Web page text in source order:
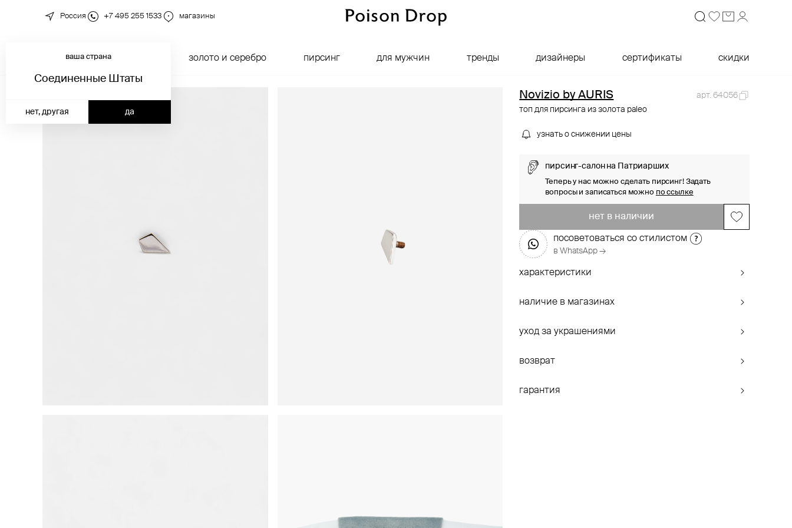
Россия +7 495 255 1533 магазины
новинки золото и серебро пирсинг для мужчин тренды дизайнеры сертификаты скидки
ваша страна
Соединенные Штаты
да
нет, другая
Novizio by AURIS
арт. 64056
топ для пирсинга из золота paleo
узнать о снижении цены
пирсинг-салон на Патриарших
Теперь у нас можно сделать пирсинг! Задать
вопросы и записаться можно по ссылке
нет в наличии
посоветоваться со стилистом
в WhatsApp →
характеристики
наличие в магазинах
уход за украшениями
возврат
гарантия